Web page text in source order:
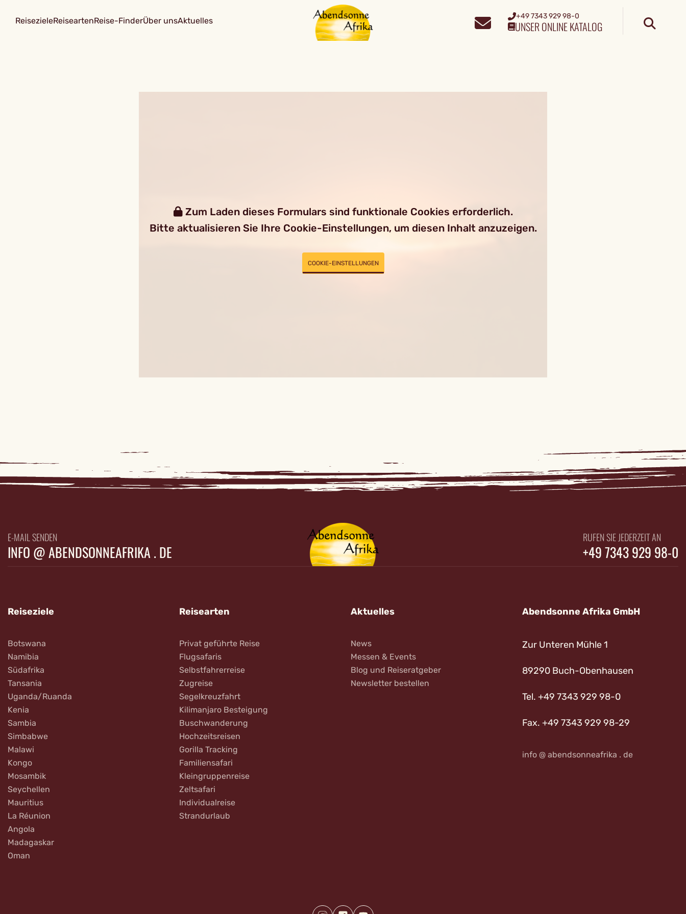
ReisezieleReiseartenReise-FinderÜber unsAktuelles +49 7343 929 98-0
UNSER ONLINE KATALOG
Zum Laden dieses Formulars sind funktionale Cookies erforderlich.
Bitte aktualisieren Sie Ihre Cookie-Einstellungen, um diesen Inhalt anzuzeigen.
COOKIE-EINSTELLUNGEN
E-MAIL SENDEN
INFO @ ABENDSONNEAFRIKA . DE
RUFEN SIE JEDERZEIT AN
+49 7343 929 98-0
Reiseziele
Botswana
Namibia
Südafrika
Tansania
Uganda/Ruanda
Kenia
Sambia
Simbabwe
Malawi
Kongo
Mosambik
Seychellen
Mauritius
La Réunion
Angola
Madagaskar
Oman
Reisearten
Privat geführte Reise
Flugsafaris
Selbstfahrerreise
Zugreise
Segelkreuzfahrt
Kilimanjaro Besteigung
Buschwanderung
Hochzeitsreisen
Gorilla Tracking
Familiensafari
Kleingruppenreise
Zeltsafari
Individualreise
Strandurlaub
Aktuelles
News
Messen & Events
Blog und Reiseratgeber
Newsletter bestellen
Abendsonne Afrika GmbH
Zur Unteren Mühle 1
89290 Buch-Obenhausen
Tel. +49 7343 929 98-0
Fax. +49 7343 929 98-29
info @ abendsonneafrika . de